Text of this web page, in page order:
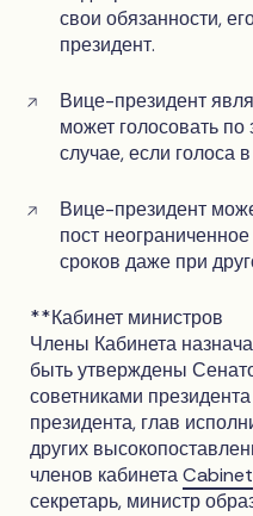
свои обязанности,
президент.
Вице-президент
может голосовать по
случае, если голоса
Вице-президент
пост
сроков даже при
**Кабинет министров
Члены Кабинета
быть утверждены
советниками
президента, глав
других
членов кабинетаCabinet
секретарь, министр